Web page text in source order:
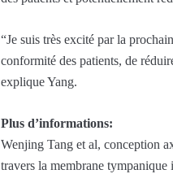
“Je suis très excité par la
conformité des patients, de
explique Yang.
Plus d’informations:
Wenjing Tang et al, conception
travers la membrane tympanique